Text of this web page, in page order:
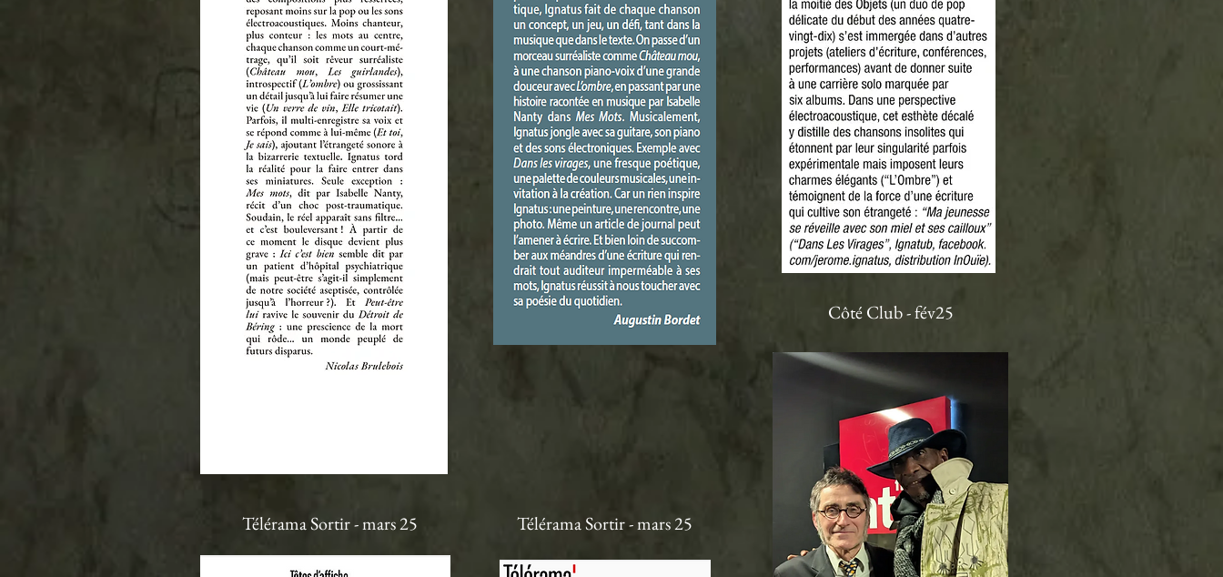
Télérama Sortir - mars 25
Côté Club - fév25
Télérama Sortir - mars 25